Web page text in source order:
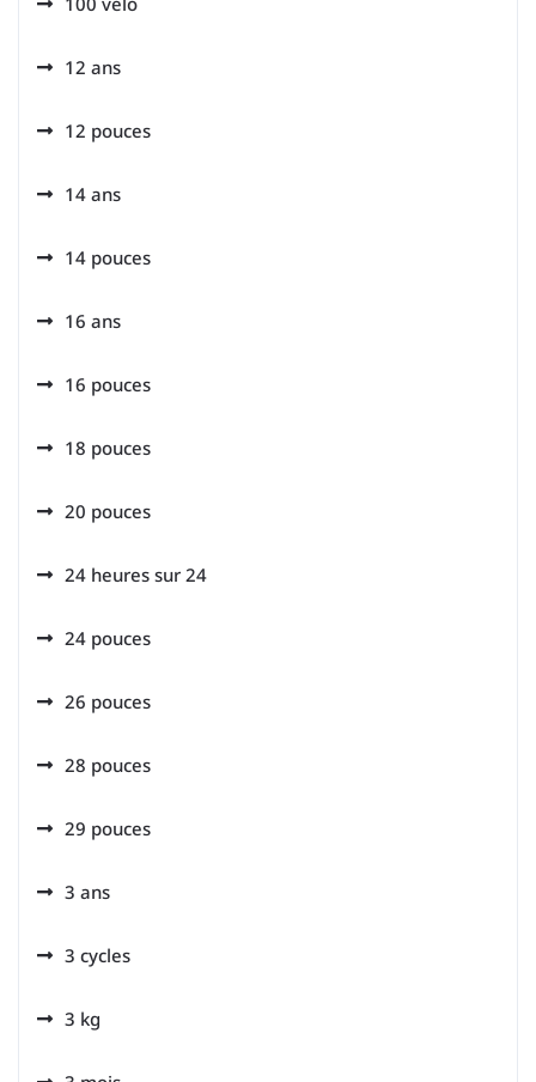
12 ans
12 pouces
14 ans
14 pouces
16 ans
16 pouces
18 pouces
20 pouces
24 heures sur 24
24 pouces
26 pouces
28 pouces
29 pouces
3 ans
3 cycles
3 kg